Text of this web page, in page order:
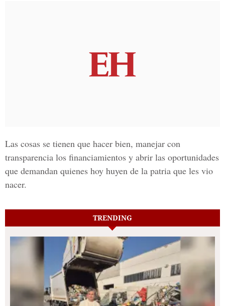
Las cosas se tienen que hacer bien, manejar con
transparencia los financiamientos y abrir las oportunidades
que demandan quienes hoy huyen de la patria que les vio
nacer.
TRENDING